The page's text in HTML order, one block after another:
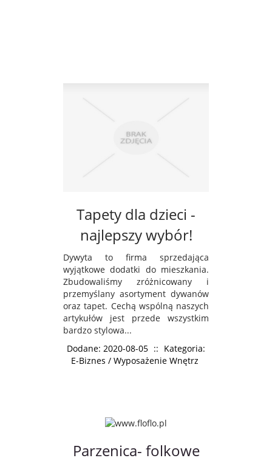
Tapety dla dzieci -
najlepszy wybór!
Dywyta to firma sprzedająca
wyjątkowe dodatki do mieszkania.
Zbudowaliśmy zróżnicowany i
przemyślany asortyment dywanów
oraz tapet. Cechą wspólną naszych
artykułów jest przede wszystkim
bardzo stylowa...
Dodane: 2020-08-05 :: Kategoria:
E-Biznes / Wyposażenie Wnętrz
Parzenica- folkowe